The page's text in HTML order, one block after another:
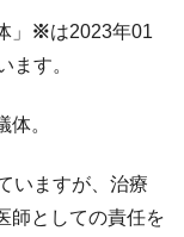
※は2023年01
ます。
体。
いますが、治療
師としての責任を